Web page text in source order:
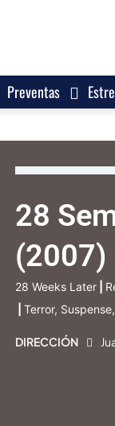
Preventas
28
(2007)
28 Weeks Later
Terror,
DIRECCIÓN